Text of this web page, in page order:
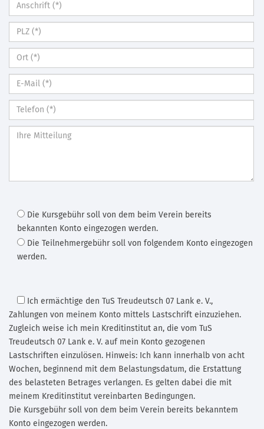
Die Kursgebühr soll von dem beim Verein bereits
bekannten Konto eingezogen werden.
Die Teilnehmergebühr soll von folgendem Konto eingezogen
werden.
Ich ermächtige den TuS Treudeutsch 07 Lank e. V.,
Zahlungen von meinem Konto mittels Lastschrift einzuziehen.
Zugleich weise ich mein Kreditinstitut an, die vom TuS
Treudeutsch 07 Lank e. V. auf mein Konto gezogenen
Lastschriften einzulösen. Hinweis: Ich kann innerhalb von acht
Wochen, beginnend mit dem Belastungsdatum, die Erstattung
des belasteten Betrages verlangen. Es gelten dabei die mit
meinem Kreditinstitut vereinbarten Bedingungen.
Die Kursgebühr soll von dem beim Verein bereits bekanntem
Konto eingezogen werden.